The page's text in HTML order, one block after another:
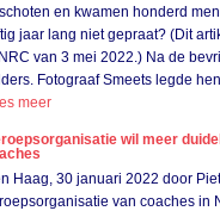
en kwamen honderd
jaar lang niet gepraat? (Dit
van 3 mei 2022.) Na de
Fotograaf Smeets legde
meer
wil meer
Haag, 30 januari 2022 door
van coaches in